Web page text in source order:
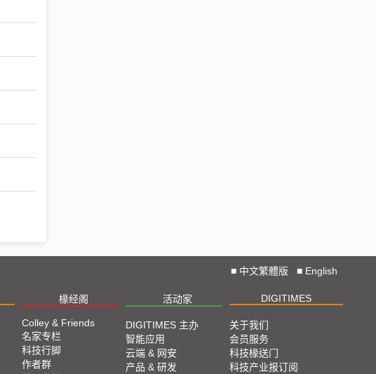
■ 中文繁體版 ■ English
椽经阁 活动家 DIGITIMES
Colley & Friends
名家专栏
科技行脚
作者群
DIGITIMES 主办
智能应用
云端 & 网安
产品 & 研发
关于我们
会员服务
科技椽送门
科技产业报订阅